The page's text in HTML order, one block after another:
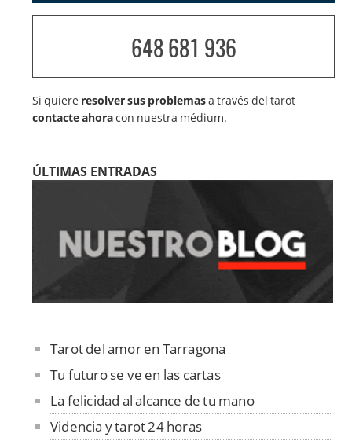
648 681 936
Si quiere resolver sus problemasa través del tarot
contacte ahoracon nuestra médium.
ÚLTIMAS ENTRADAS
Tarot del amor en Tarragona
Tu futuro se ve en las cartas
La felicidad al alcance de tu mano
Videncia y tarot 24 horas